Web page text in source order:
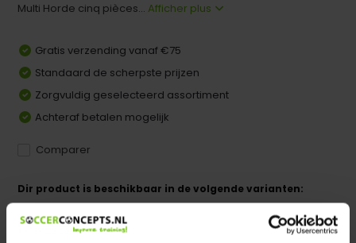
Multi Horde cinq pièces... Afficher plus
Gratis verzending vanaf €75
Standaard de scherpste prijzen
Zorgvuldig geselecteerd assortiment
Achteraf betalen mogelijk
Comparer
Dir product is beschikbaar in de volgende varianten:
Heeft u een vraag over dit product ?